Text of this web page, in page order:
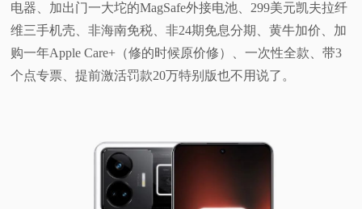
电器、加出门一大坨的MagSafe外接电池、299美元凯夫拉纤
维三手机壳、非海南免税、非24期免息分期、黄牛加价、加
购一年Apple Care+（修的时候原价修）、一次性全款、带3
个点专票、提前激活罚款20万特别版也不用说了。